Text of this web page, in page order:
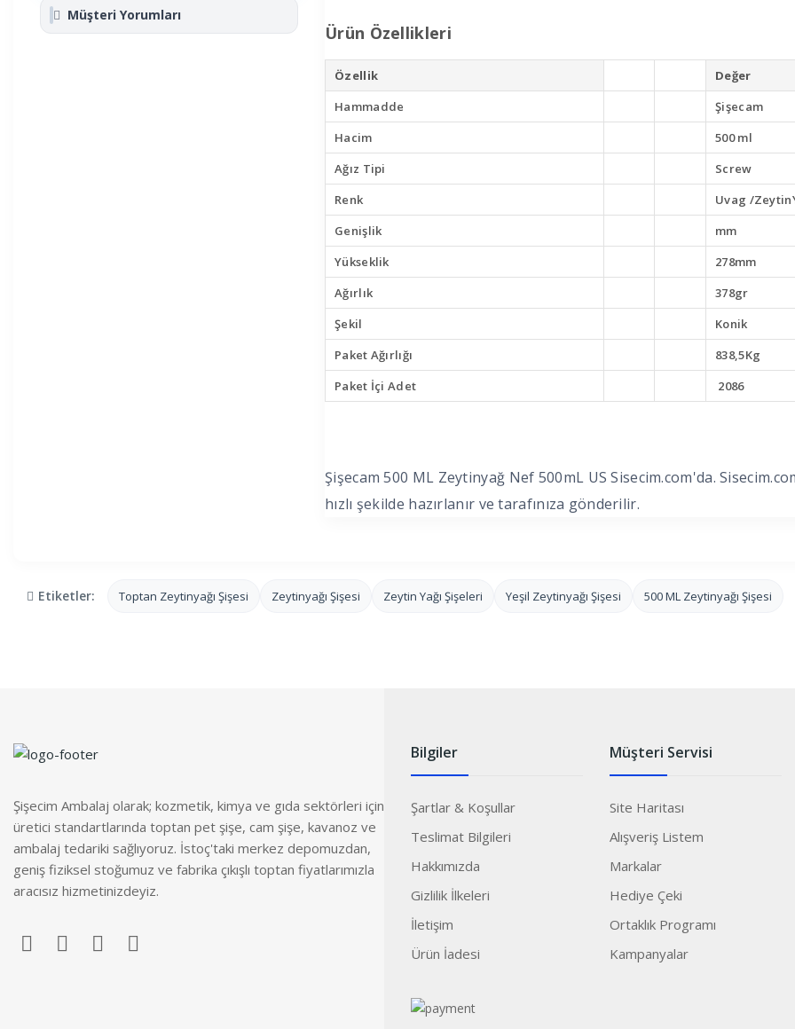
Müşteri Yorumları
Ürün Özellikleri
Özellik
Değer
Hammadde
Şişecam
Hacim
500 ml
Ağız Tipi
Screw
Renk
Uvag /
Genişlik
mm
Yükseklik
278mm
Ağırlık
378gr
Şekil
Konik
Paket Ağırlığı
838,5Kg
Paket İçi Adet
2086
Şişecam 500 ML Zeytinyağ Nef 500mL US Sisecim.com'da.
hızlı şekilde hazırlanır ve tarafınıza gönderilir.
Etiketler: Toptan Zeytinyağı Şişesi Zeytinyağı Şişesi Zeytin Yağı Şişeleri Yeşil Zeytinyağı Şişesi 500 ML Zeytinyağı Şişesi
Şişecim Ambalaj olarak; kozmetik, kimya ve gıda sektörleri için
üretici standartlarında toptan pet şişe, cam şişe, kavanoz ve
ambalaj tedariki sağlıyoruz. İstoç'taki merkez depomuzdan,
geniş fiziksel stoğumuz ve fabrika çıkışlı toptan fiyatlarımızla
aracısız hizmetinizdeyiz.
Bilgiler
Şartlar & Koşullar
Teslimat Bilgileri
Hakkımızda
Gizlilik İlkeleri
İletişim
Ürün İadesi
Müşteri Servisi
Site Haritası
Alışveriş Listem
Markalar
Hediye Çeki
Ortaklık Programı
Kampanyalar